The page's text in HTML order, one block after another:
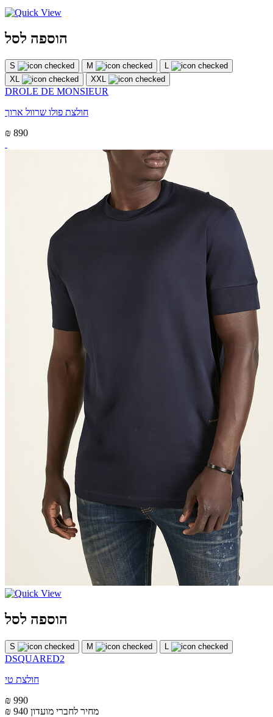
הוספה לסל
S M
L
XL
XXL
DROLE DE MONSIEUR
חולצת פולו שרוול ארוך
₪ 890
הוספה לסל
S M
DSQUARED2
חולצת טי
₪ 990
₪ 940 מחיר לחברי מועדון